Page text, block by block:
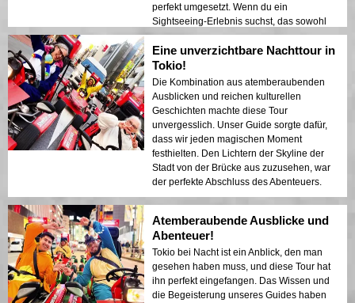
perfekt umgesetzt. Wenn du ein
Sightseeing-Erlebnis suchst, das sowohl
Spaß als auch Abenteuer bietet, ist diese
Tour genau das Richtige für dich!
Eine unverzichtbare Nachttour in
Tokio!
Die Kombination aus atemberaubenden
Ausblicken und reichen kulturellen
Geschichten machte diese Tour
unvergesslich. Unser Guide sorgte dafür,
dass wir jeden magischen Moment
festhielten. Den Lichtern der Skyline der
Stadt von der Brücke aus zuzusehen, war
der perfekte Abschluss des Abenteuers.
Atemberaubende Ausblicke und
Abenteuer!
Tokio bei Nacht ist ein Anblick, den man
gesehen haben muss, und diese Tour hat
ihn perfekt eingefangen. Das Wissen und
die Begeisterung unseres Guides haben